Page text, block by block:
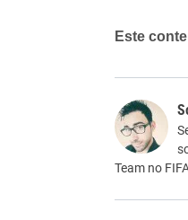
Este
Este
Outro
Team no